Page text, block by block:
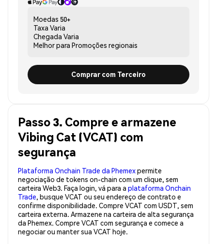
Moedas 50+
Taxa Varia
Chegada Varia
Melhor para Promoções regionais
Comprar com Terceiro
Passo 3. Compre e armazene
Vibing Cat (VCAT) com
segurança
Plataforma Onchain Trade da Phemexpermite
negociação de tokens on-chain com um clique, sem
carteira Web3. Faça login, vá para a plataforma Onchain
Trade, busque VCAT ou seu endereço de contrato e
confirme disponibilidade. Compre VCAT com USDT, sem
carteira externa. Armazene na carteira de alta segurança
da Phemex. Compre VCAT com segurança e comece a
negociar ou manter sua VCAT hoje.